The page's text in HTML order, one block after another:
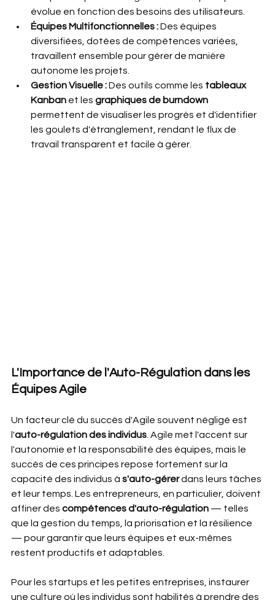
évolue en fonction des besoins des utilisateurs.
Équipes Multifonctionnelles : Des équipes
diversifiées, dotées de compétences variées,
travaillent ensemble pour gérer de manière
autonome les projets.
Gestion Visuelle : Des outils comme les tableaux
Kanban et les graphiques de burndown
permettent de visualiser les progrès et d'identifier
les goulets d'étranglement, rendant le flux de
travail transparent et facile à gérer.
L'Importance de l'Auto-Régulation dans les
Équipes Agile
Un facteur clé du succès d'Agile souvent négligé est
l'auto-régulation des individus . Agile met l'accent sur
l'autonomie et la responsabilité des équipes, mais le
succès de ces principes repose fortement sur la
capacité des individus à s'auto-gérer dans leurs tâches
et leur temps. Les entrepreneurs, en particulier, doivent
affiner des compétences d'auto-régulation — telles
que la gestion du temps, la priorisation et la résilience
— pour garantir que leurs équipes et eux-mêmes
restent productifs et adaptables.
Pour les startups et les petites entreprises, instaurer
une culture où les individus sont habilités à prendre des